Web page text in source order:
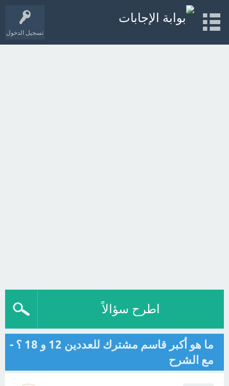
تسجيل الدخول
اطرح سؤالاً
ما هو أكبر قاسم مشترك للعددين 12 و 18 ؟ -
مع الشرح